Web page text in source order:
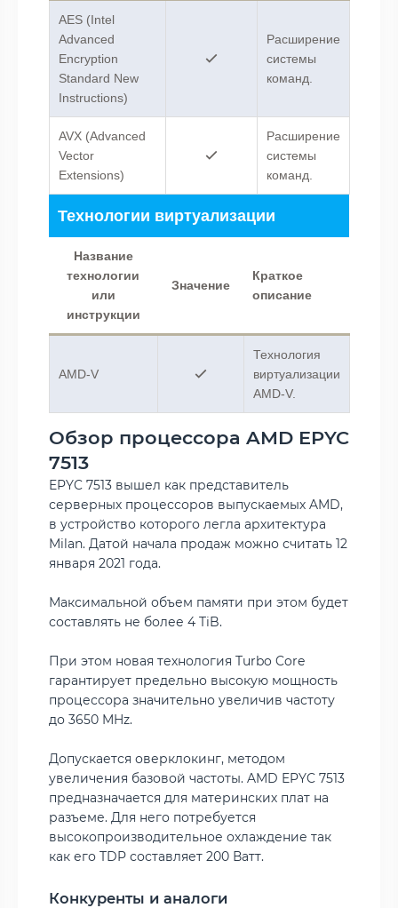
AES (Intel
Advanced
Encryption
Standard New
Instructions)
Расширение
системы
команд.
AVX (Advanced
Vector
Extensions)
Расширение
системы
команд.
Технологии виртуализации
Название
технологии
или
инструкции
Значение
Краткое
описание
AMD-V
Технология
виртуализации
AMD-V.
Обзор процессора AMD EPYC
7513
EPYC 7513 вышел как представитель
серверных процессоров выпускаемых AMD,
в устройство которого легла архитектура
Milan. Датой начала продаж можно считать 12
января 2021 года.
Максимальной объем памяти при этом будет
составлять не более 4 TiB.
При этом новая технология Turbo Core
гарантирует предельно высокую мощность
процессора значительно увеличив частоту
до 3650 MHz.
Допускается оверклокинг, методом
увеличения базовой частоты. AMD EPYC 7513
предназначается для материнских плат на
разъеме. Для него потребуется
высокопроизводительное охлаждение так
как его TDP составляет 200 Ватт.
Конкуренты и аналоги